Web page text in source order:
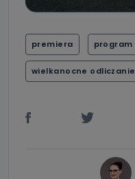
premiera program
wielkanocne odliczanie